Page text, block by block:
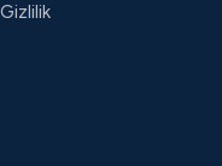
Gizlilik